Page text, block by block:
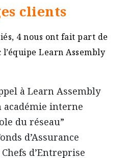
clients
4 nous ont fait part de
Learn Assembly
à Learn Assembly
interne
du réseau”
d’Assurance
d’Entreprise